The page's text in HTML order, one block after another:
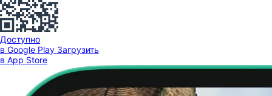
Доступно
в Google Play Загрузить
в App Store